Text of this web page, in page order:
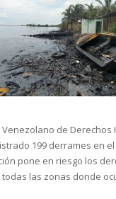
de Derechos
199 derrames en
pone en riesgo los
las zonas donde